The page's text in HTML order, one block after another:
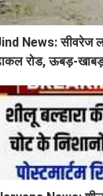
News: सीवरेज
रोड, ऊबड़-